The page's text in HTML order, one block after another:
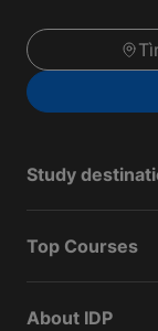
Study
Top Courses
About IDP